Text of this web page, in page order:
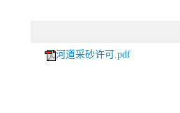
河道采砂许可.pdf